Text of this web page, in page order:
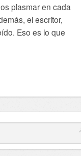
plasmar en cada
el escritor,
Eso es lo que